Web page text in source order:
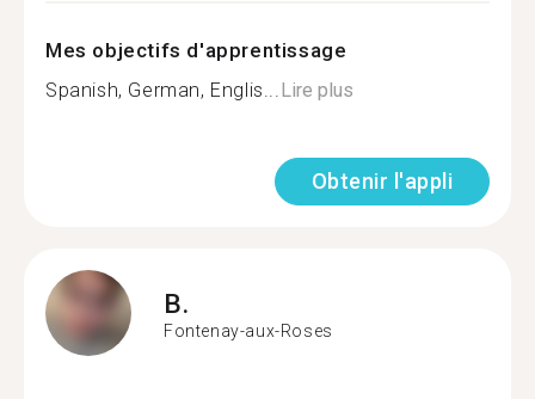
Mes objectifs d'apprentissage
Spanish, German, Englis... Lire plus
Obtenir l'appli
B.
Fontenay-aux-Roses